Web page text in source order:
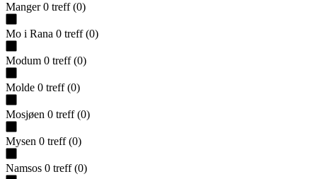
Manger 0 treff (0)
Mo i Rana 0 treff (0)
Modum 0 treff (0)
Molde 0 treff (0)
Mosjøen 0 treff (0)
Mysen 0 treff (0)
Namsos 0 treff (0)